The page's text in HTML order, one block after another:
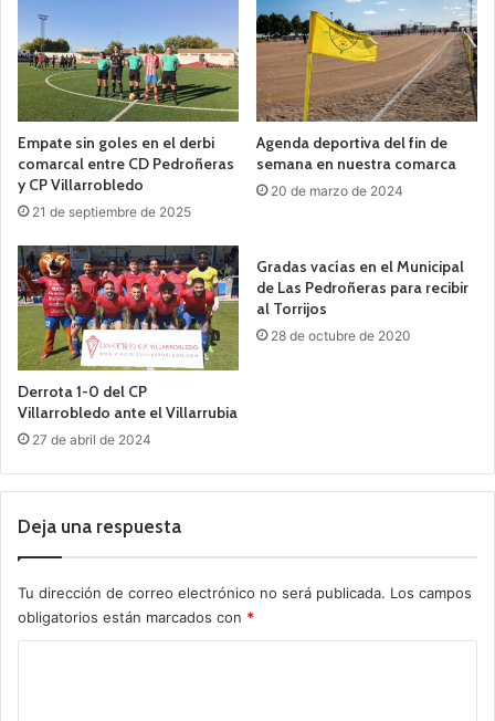
Empate sin goles en el derbi
comarcal entre CD Pedroñeras
y CP Villarrobledo
21 de septiembre de 2025
Agenda deportiva del fin de
semana en nuestra comarca
20 de marzo de 2024
Derrota 1-0 del CP
Villarrobledo ante el Villarrubia
27 de abril de 2024
Gradas vacías en el Municipal
de Las Pedroñeras para recibir
al Torrijos
28 de octubre de 2020
Deja una respuesta
Tu dirección de correo electrónico no será publicada. Los campos
obligatorios están marcados con *